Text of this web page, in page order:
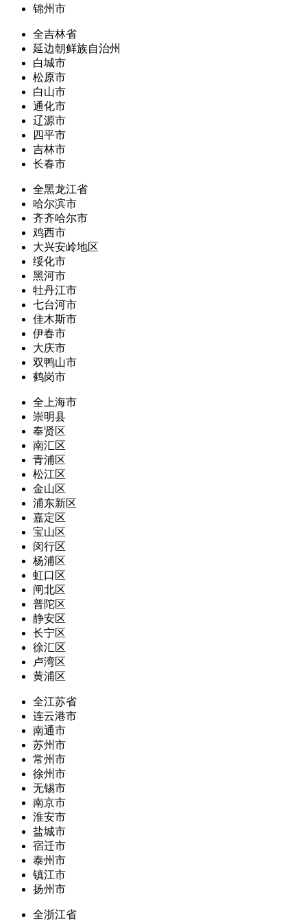
锦州市
全吉林省
延边朝鲜族自治州
白城市
松原市
白山市
通化市
辽源市
四平市
吉林市
长春市
全黑龙江省
哈尔滨市
齐齐哈尔市
鸡西市
大兴安岭地区
绥化市
黑河市
牡丹江市
七台河市
佳木斯市
伊春市
大庆市
双鸭山市
鹤岗市
全上海市
崇明县
奉贤区
南汇区
青浦区
松江区
金山区
浦东新区
嘉定区
宝山区
闵行区
杨浦区
虹口区
闸北区
普陀区
静安区
长宁区
徐汇区
卢湾区
黄浦区
全江苏省
连云港市
南通市
苏州市
常州市
徐州市
无锡市
南京市
淮安市
盐城市
宿迁市
泰州市
镇江市
扬州市
全浙江省